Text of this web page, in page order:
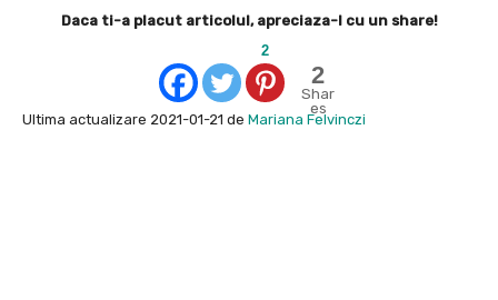
Daca ti-a placut articolul, apreciaza-l cu un share!
2
2
Shar
es
Ultima actualizare 2021-01-21 de Mariana Felvinczi